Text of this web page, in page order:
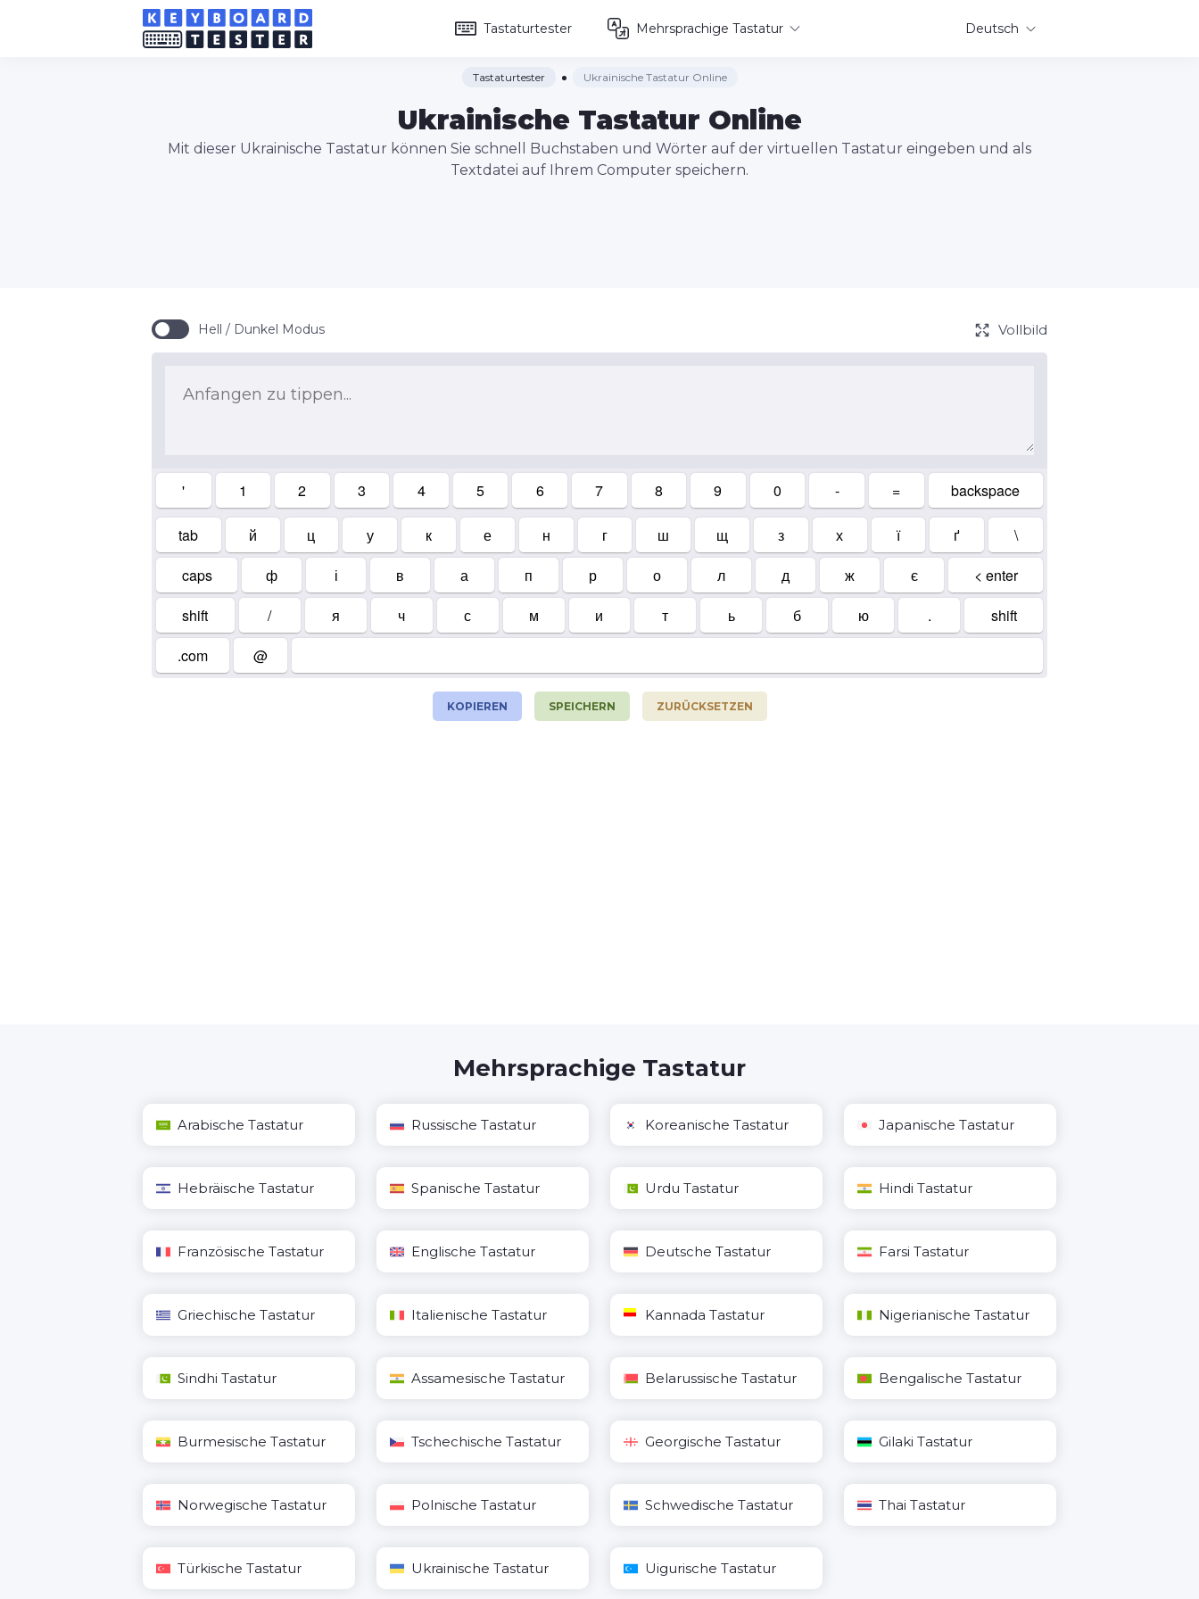
Tastaturtester Mehrsprachige Tastatur Deutsch
Tastaturtester Ukrainische Tastatur Online
Ukrainische Tastatur Online
Mit dieser Ukrainische Tastatur können Sie schnell Buchstaben und Wörter auf der virtuellen Tastatur eingeben und als
Textdatei auf Ihrem Computer speichern.
Hell / Dunkel Modus Vollbild
' 1 2 3 4 5 6 7 8 9 0 - = backspace
tab й ц у к е н г ш щ з х ї ґ
\
caps
ф і в а п р о л д ж є
< enter
shift
/ я ч с м и т ь б ю .
shift
.com
@
KOPIEREN SPEICHERN ZURÜCKSETZEN
Mehrsprachige Tastatur
Arabische Tastatur Russische Tastatur Koreanische Tastatur Japanische Tastatur
Hebräische Tastatur Spanische Tastatur Urdu Tastatur Hindi Tastatur
Französische Tastatur Englische Tastatur Deutsche Tastatur Farsi Tastatur
Griechische Tastatur Italienische Tastatur Kannada Tastatur Nigerianische Tastatur
Sindhi Tastatur Assamesische Tastatur Belarussische Tastatur Bengalische Tastatur
Burmesische Tastatur Tschechische Tastatur Georgische Tastatur Gilaki Tastatur
Norwegische Tastatur Polnische Tastatur Schwedische Tastatur Thai Tastatur
Türkische Tastatur Ukrainische Tastatur Uigurische Tastatur